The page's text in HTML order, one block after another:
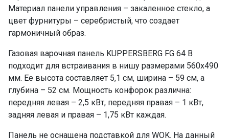
Материал панели управления – закаленное стекло, а
цвет фурнитуры – серебристый, что создает
гармоничный образ.
Газовая варочная панель KUPPERSBERG FG 64 B
подходит для встраивания в нишу размерами 560х490
мм. Ее высота составляет 5,1 см, ширина – 59 см, а
глубина – 52 см. Мощность конфорок различна:
передняя левая – 2,5 кВт, передняя правая – 1 кВт,
задняя левая и правая – 1,75 кВт каждая.
Панель не оснащена подставкой для WOK. На данный